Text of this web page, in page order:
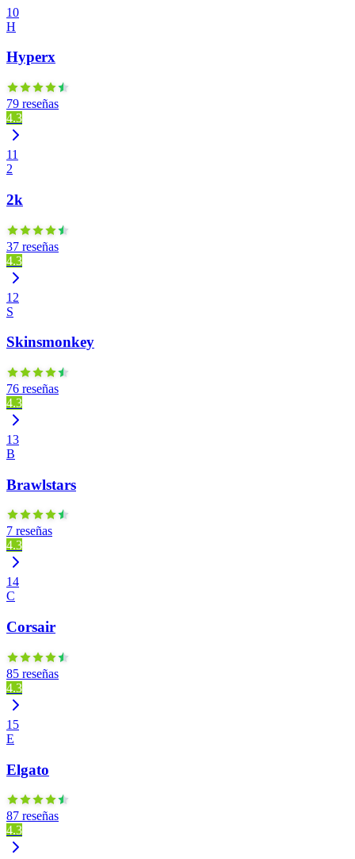
10
H
Hyperx
79 reseñas
4.3
11
2
2k
37 reseñas
4.3
12
S
Skinsmonkey
76 reseñas
4.3
13
B
Brawlstars
7 reseñas
4.3
14
C
Corsair
85 reseñas
4.3
15
E
Elgato
87 reseñas
4.3